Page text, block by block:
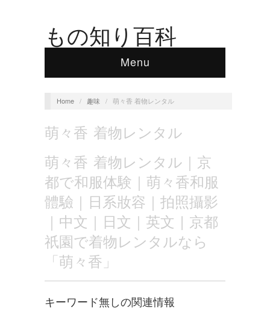
もの知り百科
Menu
Home / 趣味 / 萌々香 着物レンタル
萌々香 着物レンタル
萌々香 着物レンタル｜京
都で和服体験｜萌々香和服
體驗｜日系妝容｜拍照攝影
｜中文｜日文｜英文 | 京都
祇園で着物レンタルなら
「萌々香」
キーワード無しの関連情報